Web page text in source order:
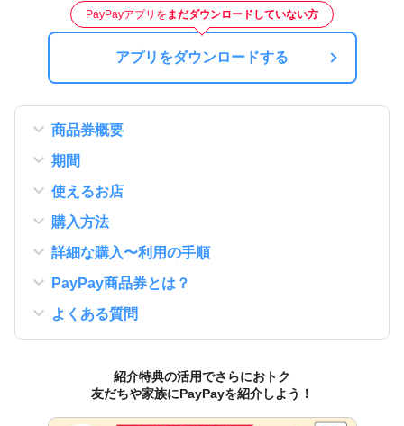
PayPayアプリを まだダウンロードしていない方
アプリをダウンロードする
商品券概要
期間
使えるお店
購入方法
詳細な購入〜利用の手順
PayPay商品券とは？
よくある質問
紹介特典の活用でさらにおトク
友だちや家族にPayPayを紹介しよう！